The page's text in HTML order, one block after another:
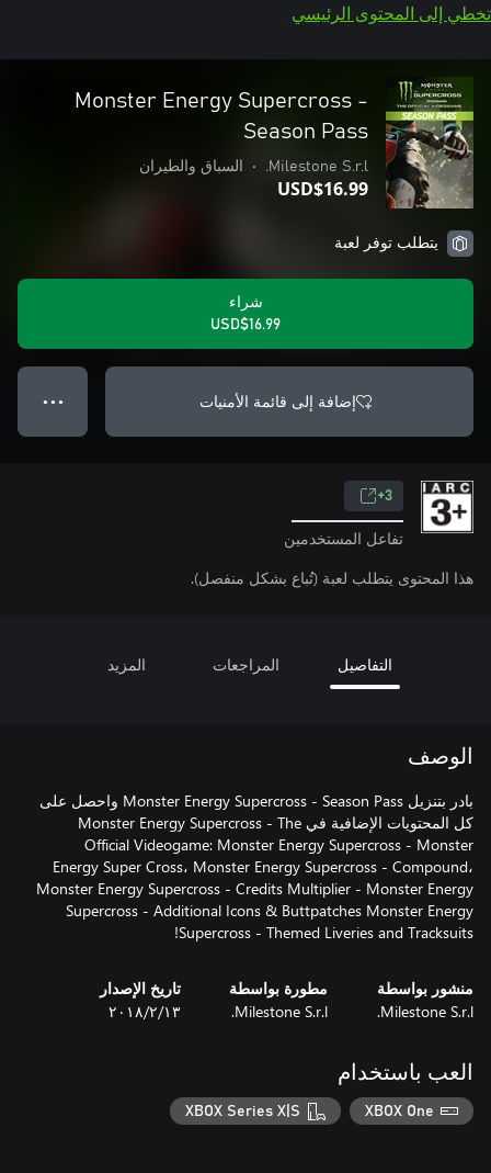
تخطي إلى المحتوى الرئيسي
Monster Energy Supercross -
Season Pass
Milestone S.r.l.
• السباق والطيران
USD$16.99
يتطلب توفر لعبة
شراء
USD$16.99
إضافة إلى قائمة الأمنيات ● ● ●
3+
تفاعل المستخدمين
هذا المحتوى يتطلب لعبة (تُباع بشكل منفصل).
التفاصيل المراجعات المزيد
الوصف
بادر بتنزيل Monster Energy Supercross - Season Pass واحصل على
كل المحتويات الإضافية في Monster Energy Supercross - The
Official Videogame: Monster Energy Supercross - Monster
Energy Super Cross، Monster Energy Supercross - Compound،
Monster Energy Supercross - Credits Multiplier - Monster Energy
Supercross - Additional Icons & Buttpatches Monster Energy
Supercross - Themed Liveries and Tracksuits!
منشور بواسطة
Milestone S.r.l.
مطورة بواسطة
Milestone S.r.l.
تاريخ الإصدار
١٣‏/٢‏/٢٠١٨
العب باستخدام
XBOX One
XBOX Series X|S